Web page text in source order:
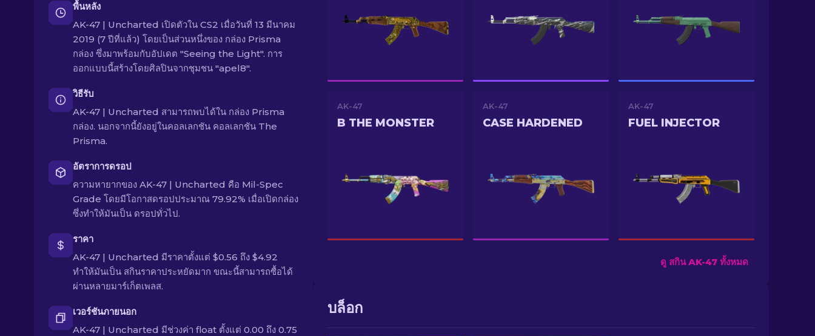
พื้นหลัง
AK-47 | Uncharted เปิดตัวใน CS2 เมื่อวันที่ 13 มีนาคม
2019 (7 ปีที่แล้ว) โดยเป็นส่วนหนึ่งของ กล่อง Prisma
กล่อง ซึ่งมาพร้อมกับอัปเดต "Seeing the Light". การ
ออกแบบนี้สร้างโดยศิลปินจากชุมชน "apel8".
วิธีรับ
AK-47 | Uncharted สามารถพบได้ใน กล่อง Prisma
กล่อง. นอกจากนี้ยังอยู่ในคอลเลกชัน คอลเลกชัน The
Prisma.
อัตราการดรอป
ความหายากของ AK-47 | Uncharted คือ Mil-Spec
Grade โดยมีโอกาสดรอปประมาณ 79.92% เมื่อเปิดกล่อง
ซึ่งทำให้มันเป็น ดรอปทั่วไป.
ราคา
AK-47 | Uncharted มีราคาตั้งแต่ $0.56 ถึง $4.92
ทำให้มันเป็น สกินราคาประหยัดมาก ขณะนี้สามารถซื้อได้
ผ่านหลายมาร์เก็ตเพลส.
เวอร์ชันภายนอก
AK-47 | Uncharted มีช่วงค่า float ตั้งแต่ 0.00 ถึง 0.75
AK-47
B THE MONSTER
AK-47
CASE HARDENED
AK-47
FUEL INJECTOR
ดู สกิน AK-47 ทั้งหมด
บล็อก